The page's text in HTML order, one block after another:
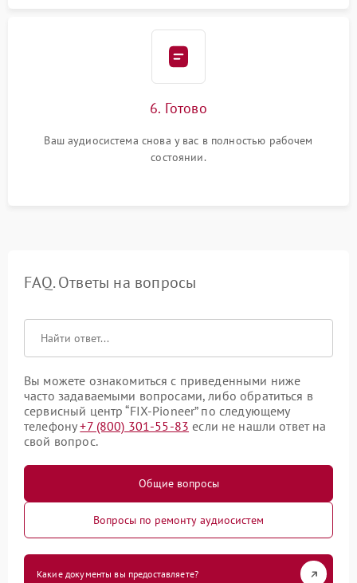
6. Готово
Ваш аудиосистема снова у вас в полностью рабочем
состоянии.
FAQ. Ответы на вопросы
Вы можете ознакомиться с приведенными ниже
часто задаваемыми вопросами, либо обратиться в
сервисный центр “FIX-Pioneer” по следующему
телефону+7 (800) 301-55-83 если не нашли ответ на
свой вопрос.
Общие вопросы
Вопросы по ремонту аудиосистем
Какие документы вы предоставляете?